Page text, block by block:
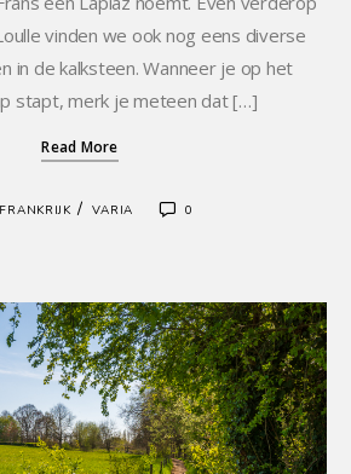
vinden we ook nog eens diverse
in de kalksteen. Wanneer je op het
stapt, merk je meteen dat […]
Read More
FRANKRIJK /VARIA 0